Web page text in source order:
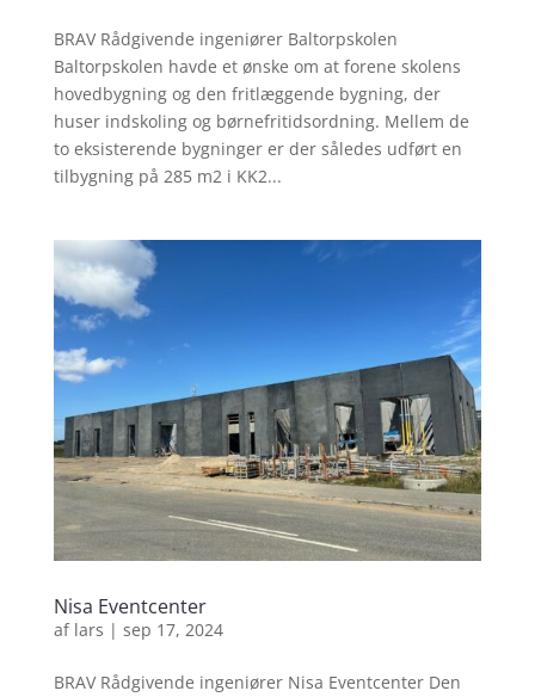
BRAV Rådgivende ingeniører Baltorpskolen
Baltorpskolen havde et ønske om at forene skolens
hovedbygning og den fritlæggende bygning, der
huser indskoling og børnefritidsordning. Mellem de
to eksisterende bygninger er der således udført en
tilbygning på 285 m2 i KK2...
Nisa Eventcenter
af lars | sep 17, 2024
BRAV Rådgivende ingeniører Nisa Eventcenter Den